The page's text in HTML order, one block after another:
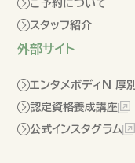
ご予約について
スタッフ紹介
外部サイト
エンタメボディN 厚
認定資格養成講座
公式インスタグラム